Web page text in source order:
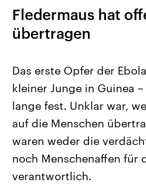
Landtagswahl Sachsen-Anhalt
2026
Alle Informationen
Sachsen-Anhalt wählt am 6.
September 2026 einen neuen
Landtag. Seit 2021 wird das
Bundesland von einer Koalition
Umfragen, Prognosen,
Fledermaus hat
übertragen
Das erste Opfer der
kleiner Junge in Guinea
lange fest. Unklar war,
auf die Menschen
waren weder die
noch Menschenaffen für
verantwortlich.